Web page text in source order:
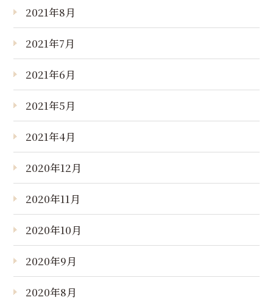
2021年8月
2021年7月
2021年6月
2021年5月
2021年4月
2020年12月
2020年11月
2020年10月
2020年9月
2020年8月